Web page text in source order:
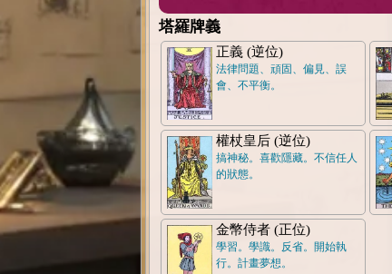
塔羅牌義
正義 (逆位)
法律問題、頑固、偏見、誤
會、不平衡。
權杖皇后 (逆位)
搞神秘。喜歡隱藏。不信任人
的狀態。
金幣侍者 (正位)
學習。學識。反省。開始執
行。計畫夢想。